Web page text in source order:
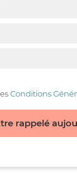
Conditions
rappelé